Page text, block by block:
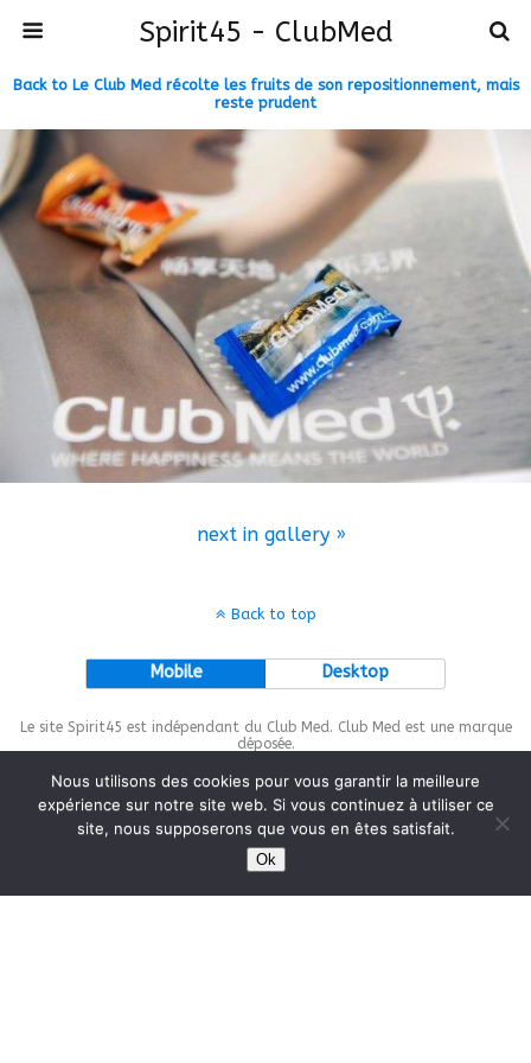
Spirit45 - ClubMed
Back to Le Club Med récolte les fruits de son repositionnement, mais
reste prudent
next in gallery »
Back to top
Mobile Desktop
Le site Spirit45 est indépendant du Club Med. Club Med est une marque
déposée.
This site is protected bywp-copyrightpro.com
Nous utilisons des cookies pour vous garantir la meilleure
expérience sur notre site web. Si vous continuez à utiliser ce
site, nous supposerons que vous en êtes satisfait.
Ok